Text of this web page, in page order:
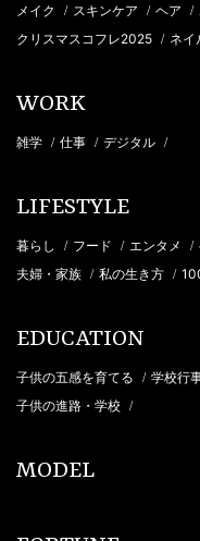
メイク / スキンケア / ヘア /
クリスマスコフレ2025 / ネイ
WORK
雑学 / 仕事 / デジタル /
LIFESTYLE
暮らし / フード / エンタメ /
夫婦・家族 / 私の生き方 /
EDUCATION
子供の五感を育てる / 学校行
子供の進路・学校 /
MODEL